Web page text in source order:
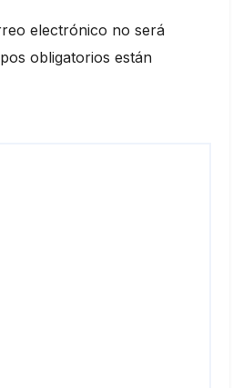
electrónico no será
obligatorios están